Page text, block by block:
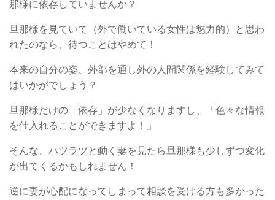
那様に依存していませんか？
旦那様を見ていて（外で働いている女性は魅力的）と思わ
れたのなら、待つことはやめて！
本来の自分の姿、外部を通し外の人間関係を経験してみて
はいかがでしょう？
旦那様だけの「依存」が少なくなりますし、「色々な情報
を仕入れることができますよ！」
そんな、ハツラツと動く妻を見たら旦那様も少しずつ変化
が出てくるかもしれません！
逆に妻が心配になってしまって相談を受ける方も多かった